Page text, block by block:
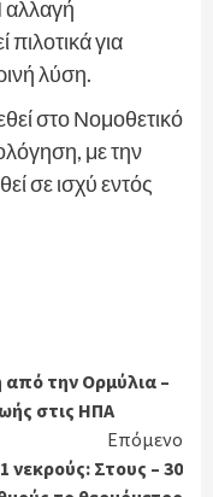
αλλαγή
για
λύση.
στο Νομοθετικό
με την
σε ισχύ εντός
από την Ορμύλια –
στις ΗΠΑ
Επόμενο
νεκρούς: Στους – 30